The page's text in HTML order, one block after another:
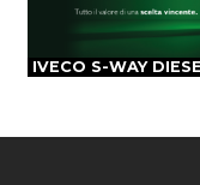
IVECO S-WAY